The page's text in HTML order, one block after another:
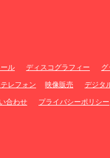
ル ディスコグラフィー グ
レフォン 映像販売 デジタ
合わせ プライバシーポリシー